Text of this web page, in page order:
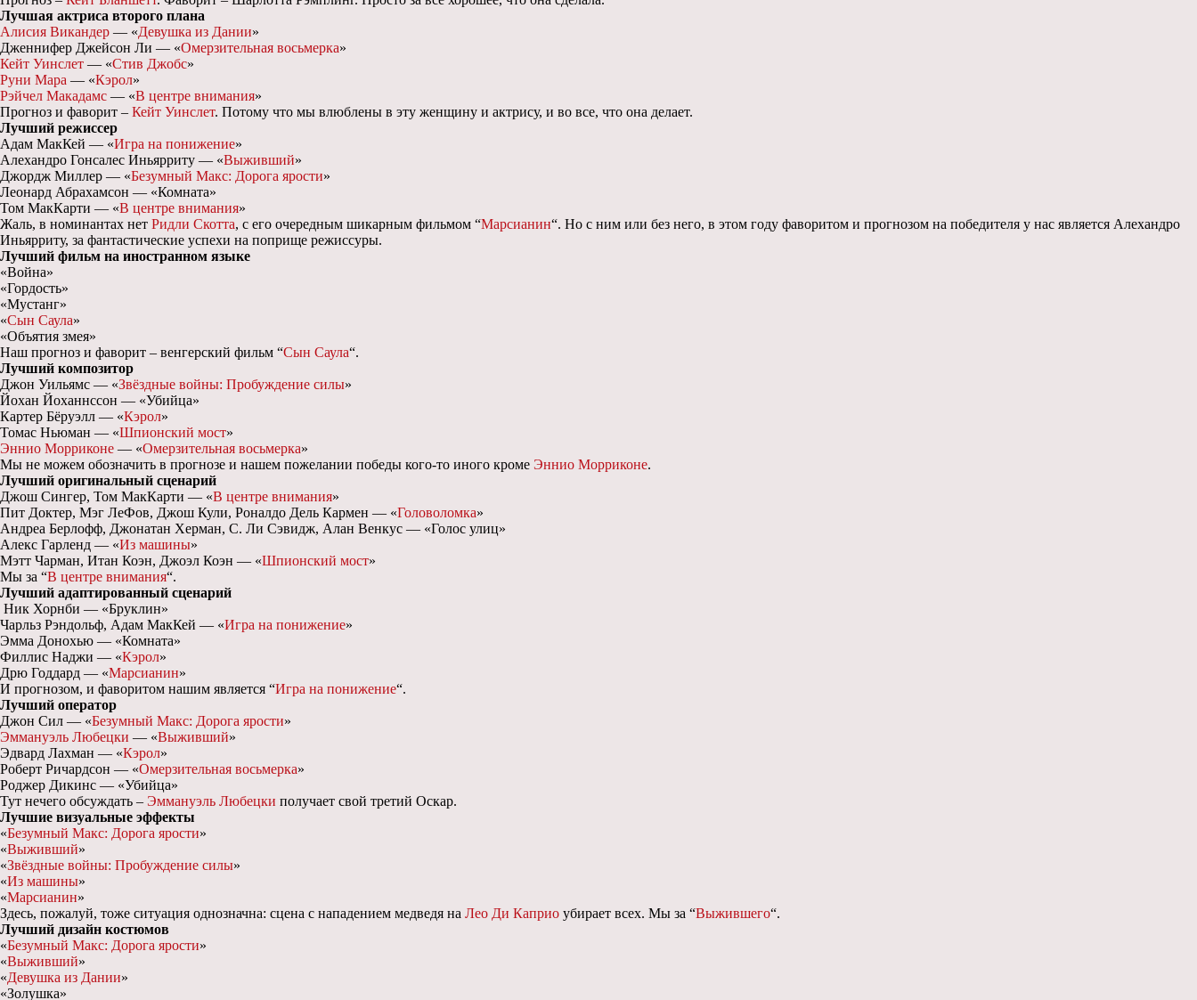
Лучшая актриса второго плана
Алисия Викандер — «Девушка из Дании»
Дженнифер Джейсон Ли — «Омерзительная восьмерка»
Кейт Уинслет — «Стив Джобс»
Руни Мара — «Кэрол»
Рэйчел Макадамс — «В центре внимания»
Прогноз и фаворит – Кейт Уинслет. Потому что мы влюблены в эту женщину и актрису, и во все, что она делает.
Лучший режиссер
Адам МакКей — «Игра на понижение»
Алехандро Гонсалес Иньярриту — «Выживший»
Джордж Миллер — «Безумный Макс: Дорога ярости»
Леонард Абрахамсон — «Комната»
Том МакКарти — «В центре внимания»
Жаль, в номинантах нет Ридли Скотта, с его очередным шикарным фильмом “Марсианин“. Но с ним или без него, в этом году фаворитом и прогнозом на победителя у нас является Алехандро
Иньярриту, за фантастические успехи на поприще режиссуры.
Лучший фильм на иностранном языке
«Война»
«Гордость»
«Мустанг»
«Сын Саула»
«Объятия змея»
Наш прогноз и фаворит – венгерский фильм “Сын Саула“.
Лучший композитор
Джон Уильямс — «Звёздные войны: Пробуждение силы»
Йохан Йоханнссон — «Убийца»
Картер Бёруэлл — «Кэрол»
Томас Ньюман — «Шпионский мост»
Эннио Морриконе — «Омерзительная восьмерка»
Мы не можем обозначить в прогнозе и нашем пожелании победы кого-то иного кроме Эннио Морриконе.
Лучший оригинальный сценарий
Джош Сингер, Том МакКарти — «В центре внимания»
Пит Доктер, Мэг ЛеФов, Джош Кули, Роналдо Дель Кармен — «Головоломка»
Андреа Берлофф, Джонатан Херман, С. Ли Сэвидж, Алан Венкус — «Голос улиц»
Алекс Гарленд — «Из машины»
Мэтт Чарман, Итан Коэн, Джоэл Коэн — «Шпионский мост»
Мы за “В центре внимания“.
Лучший адаптированный сценарий
Ник Хорнби — «Бруклин»
Чарльз Рэндольф, Адам МакКей — «Игра на понижение»
Эмма Донохью — «Комната»
Филлис Наджи — «Кэрол»
Дрю Годдард — «Марсианин»
И прогнозом, и фаворитом нашим является “Игра на понижение“.
Лучший оператор
Джон Сил — «Безумный Макс: Дорога ярости»
Эммануэль Любецки — «Выживший»
Эдвард Лахман — «Кэрол»
Роберт Ричардсон — «Омерзительная восьмерка»
Роджер Дикинс — «Убийца»
Тут нечего обсуждать – Эммануэль Любецки получает свой третий Оскар.
Лучшие визуальные эффекты
«Безумный Макс: Дорога ярости»
«Выживший»
«Звёздные войны: Пробуждение силы»
«Из машины»
«Марсианин»
Здесь, пожалуй, тоже ситуация однозначна: сцена с нападением медведя на Лео Ди Каприо убирает всех. Мы за “Выжившего“.
Лучший дизайн костюмов
«Безумный Макс: Дорога ярости»
«Выживший»
«Девушка из Дании»
«Золушка»